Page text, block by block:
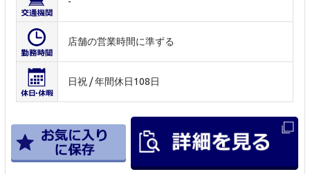
店舗の営業時間に準ずる
日祝 / 年間休日108日